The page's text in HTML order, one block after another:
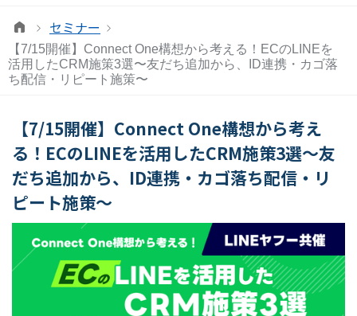
セミナー
【7/15開催】Connect One構想から考える！ECのLINEを
活用したCRM施策3選〜友だち追加から、ID連携・カゴ落
ち配信・リピート施策〜
【7/15開催】Connect One構想から考え
る！ECのLINEを活用したCRM施策3選〜友
だち追加から、ID連携・カゴ落ち配信・リ
ピート施策〜